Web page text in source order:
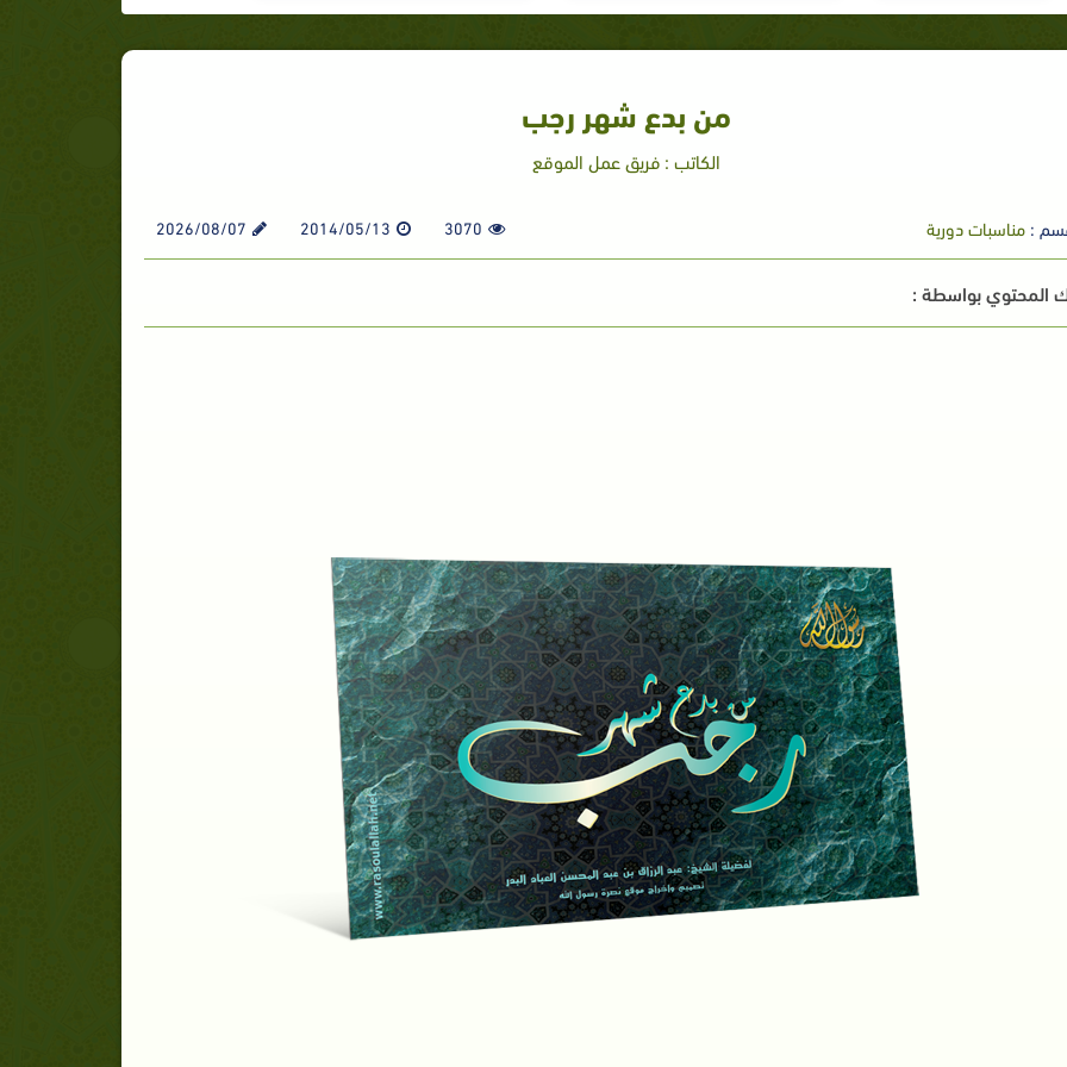
من بدع شهر رجب
الكاتب : فريق عمل الموقع
:مناسبات دورية 3070
2014/05/13
2026/08/07
المحتوي بواسطة :